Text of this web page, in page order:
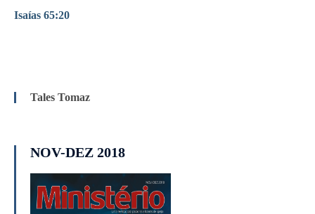
Isaías 65:20
Tales Tomaz
NOV-DEZ 2018